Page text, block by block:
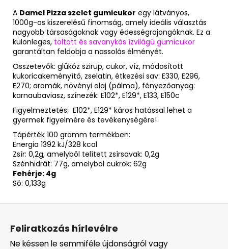
A Damel Pizza szelet gumicukor egy látványos,
1000g-os kiszerelésű finomság, amely ideális választás
nagyobb társaságoknak vagy édességrajongóknak. Ez a
különleges, töltött és savanykás ízvilágú gumicukor
garantáltan feldobja a nassolás élményét.
Összetevők: glükóz szirup, cukor, víz, módosított
kukoricakeményítő, zselatin, étkezési sav: E330, E296,
E270; aromák, növényi olaj (pálma), fényezőanyag:
karnaubaviasz, színezék: E102*, E129*, E133, E150c
Figyelmeztetés: E102*, E129* káros hatással lehet a
gyermek figyelmére és tevékenységére!
Tápérték 100 gramm termékben:
Energia 1392 kJ/328 kcal
Zsír: 0,2g, amelyből telített zsírsavak: 0,2g
Szénhidrát: 77g, amelyből cukrok: 62g
Fehérje: 4g
Só: 0,133g
Feliratkozás hírlevélre
Ne késsen le semmiféle újdonságról vagy